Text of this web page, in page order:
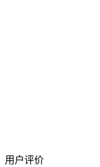
用户评价